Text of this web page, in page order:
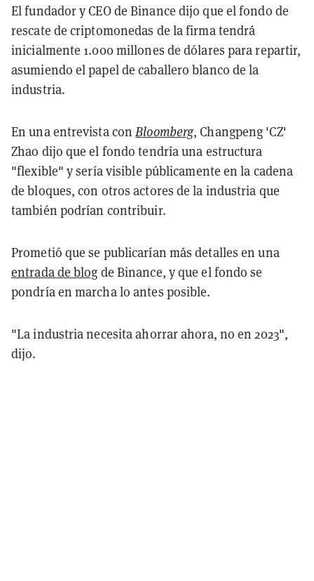
El fundador y CEO de Binance dijo que el fondo de
rescate de criptomonedas de la firma tendrá
inicialmente 1.000 millones de dólares para repartir,
asumiendo el papel de caballero blanco de la
industria.
En una entrevista conBloomberg, Changpeng 'CZ'
Zhao dijo que el fondo tendría una estructura
"flexible" y sería visible públicamente en la cadena
de bloques, con otros actores de la industria que
también podrían contribuir.
Prometió que se publicarían más detalles en una
entrada de blog de Binance, y que el fondo se
pondría en marcha lo antes posible.
"La industria necesita ahorrar ahora, no en 2023",
dijo.